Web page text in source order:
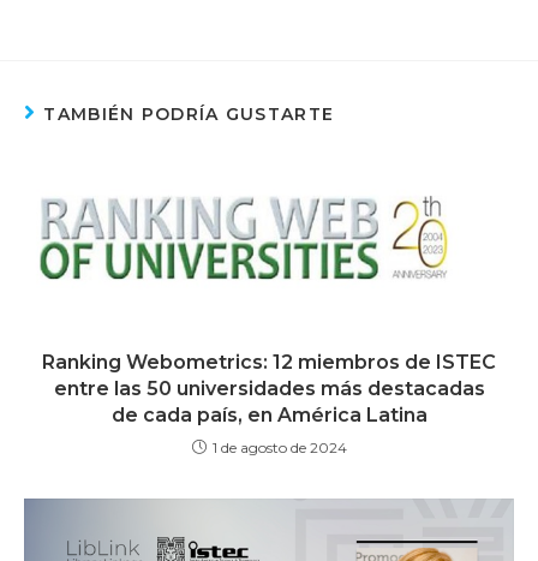
TAMBIÉN PODRÍA GUSTARTE
Ranking Webometrics: 12 miembros de ISTEC
entre las 50 universidades más destacadas
de cada país, en América Latina
1 de agosto de 2024